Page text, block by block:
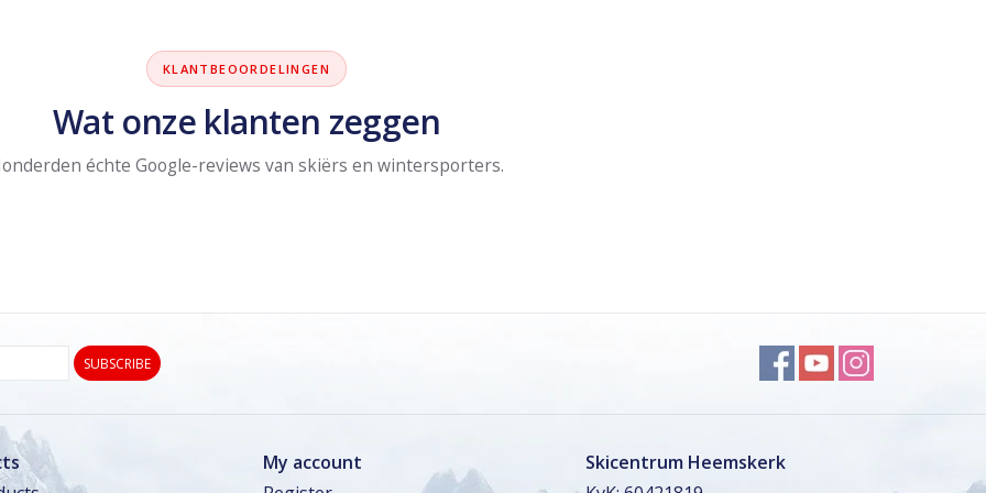
KLANTBEOORDELINGEN
Wat onze klanten zeggen
échte Google-reviews van skiërs en wintersporters.
SUBSCRIBE
My account
Skicentrum Heemskerk